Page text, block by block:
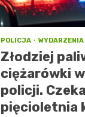
POLICJA WYDARZENIA
Złodziej
ciężarówki
policji.
pięcioletnia